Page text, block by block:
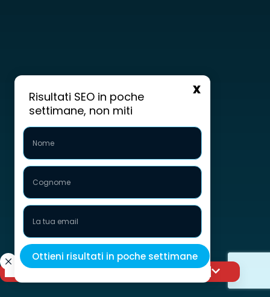
Porta la tua visibilità al livello successivo
Risultati SEO in poche
settimane, non miti